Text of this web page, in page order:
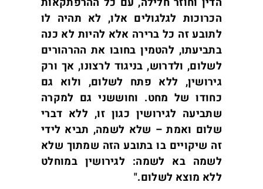
הכרוכות לגלגולים אלו, לא תהיה לו
לתובע זה כל ברירה אלא להיות לא כנה
בתביעתו, להטמין בחובו את ההרהורים
לשלום, ולדרוש, בניגוד לרצונו, אך ורק
גירושין, ללא פתח לשלום, ולוא גם
כחודו של מחט. וחוששני גם למקרה
שתביעה לגירושין כגון זו, ללא דברי
שלום ואמת – שלא לשמה, תביא לידי
זה שיקויים בו בתובע הזה שמתוך שלא
לשמה בא לשמה: לגירושין במוחלט
ללא מוצא לשלום."